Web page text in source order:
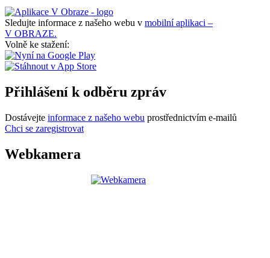
Sledujte informace z našeho webu v mobilní aplikaci –
V OBRAZE.
Volně ke stažení:
Přihlášení k odběru zpráv
Dostávejte informace z našeho webu prostřednictvím e-mailů
Chci se zaregistrovat
Webkamera